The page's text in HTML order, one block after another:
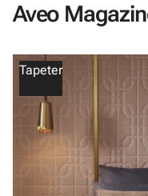
Aveo
Tapeter